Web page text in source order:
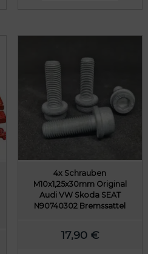
4x Schrauben
M10x1,25x30mm Original
Audi VW Skoda SEAT
N90740302 Bremssattel
17,90 €